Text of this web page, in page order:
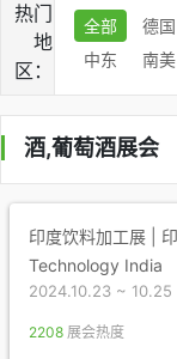
热门
地
区：
全部 德国
中东
南美
酒,葡萄酒展会
印度饮料加工展 |
Technology India
2024.10.23 ~ 10.25
2208 展会热度